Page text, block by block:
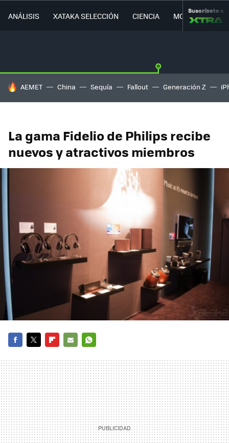
ANÁLISIS XATAKA SELECCIÓN CIENCIA MOVILIDAD
Suscríbete a
HOY SE HABLA DE
AEMET China Sequía Fallout Generación Z
La gama Fidelio de Philips recibe
nuevos y atractivos miembros
MAIL